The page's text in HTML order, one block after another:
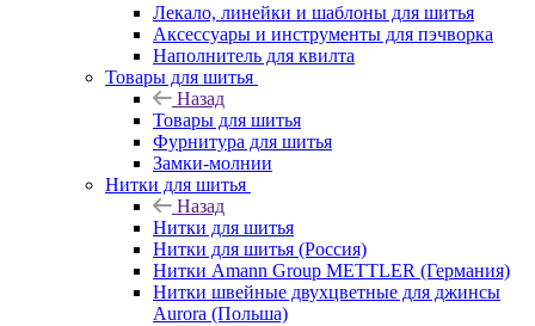
Лекало, линейки и шаблоны для шитья
Аксессуары и инструменты для пэчворка
Наполнитель для квилта
Товары для шитья
Назад
Товары для шитья
Фурнитура для шитья
Замки-молнии
Нитки для шитья
Назад
Нитки для шитья
Нитки для шитья (Россия)
Нитки Amann Group METTLER (Германия)
Нитки швейные двухцветные для джинсы
Aurora (Польша)